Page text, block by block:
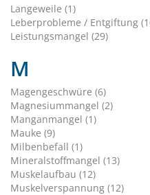
Langeweile (1)
Leberprobleme / Entgiftung
Leistungsmangel (29)
M
Magengeschwüre (6)
Magnesiummangel (2)
Manganmangel (1)
Mauke (9)
Milbenbefall (1)
Mineralstoffmangel (13)
Muskelaufbau (12)
Muskelverspannung (12)